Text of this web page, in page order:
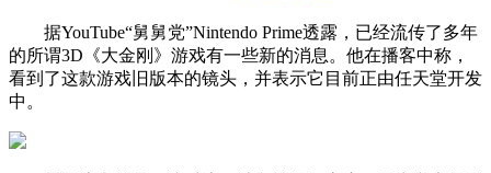
据YouTube“舅舅党”Nintendo Prime透露，已经流传了多年
的所谓3D《大金刚》游戏有一些新的消息。他在播客中称，
看到了这款游戏旧版本的镜头，并表示它目前正由任天堂开发
中。